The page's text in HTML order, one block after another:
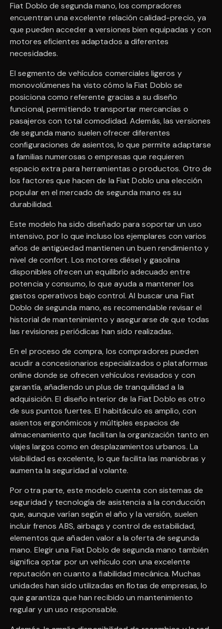
Fiat Doblo de segunda mano, los compradores
encuentran una excelente relación calidad-precio, ya
que pueden acceder a versiones bien equipadas y con
motores eficientes adaptados a diferentes
necesidades.
El segmento de vehículos comerciales ligeros y
monovolúmenes ha visto cómo la Fiat Doblo se
posiciona como referente gracias a su diseño
funcional, permitiendo transportar mercancías o
pasajeros con total comodidad. Además, las versiones
de segunda mano suelen ofrecer diferentes
configuraciones de asientos, lo que permite adaptarse
a familias numerosas o empresas que requieren
espacio extra para herramientas o productos. Otro de
los factores que hacen de la Fiat Doblo una elección
popular en el mercado de segunda mano es su
durabilidad.
Este modelo ha sido diseñado para soportar un uso
intensivo, por lo que incluso los ejemplares con varios
años de antigüedad mantienen un buen rendimiento y
nivel de confort. Los motores diésel y gasolina
disponibles ofrecen un equilibrio adecuado entre
potencia y consumo, lo que ayuda a mantener los
gastos operativos bajo control. Al buscar una Fiat
Doblo de segunda mano, es recomendable revisar el
historial de mantenimiento y asegurarse de que todas
las revisiones periódicas han sido realizadas.
En el proceso de compra, los compradores pueden
acudir a concesionarios especializados o plataformas
online donde se ofrecen vehículos revisados y con
garantía, añadiendo un plus de tranquilidad a la
adquisición. El diseño interior de la Fiat Doblo es otro
de sus puntos fuertes. El habitáculo es amplio, con
asientos ergonómicos y múltiples espacios de
almacenamiento que facilitan la organización tanto en
viajes largos como en desplazamientos urbanos. La
visibilidad es excelente, lo que facilita las maniobras y
aumenta la seguridad al volante.
Por otra parte, este modelo cuenta con sistemas de
seguridad y tecnología de asistencia a la conducción
que, aunque varían según el año y la versión, suelen
incluir frenos ABS, airbags y control de estabilidad,
elementos que añaden valor a la oferta de segunda
mano. Elegir una Fiat Doblo de segunda mano también
significa optar por un vehículo con una excelente
reputación en cuanto a fiabilidad mecánica. Muchas
unidades han sido utilizadas en flotas de empresas, lo
que garantiza que han recibido un mantenimiento
regular y un uso responsable.